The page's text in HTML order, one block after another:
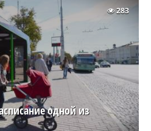
одной из
283